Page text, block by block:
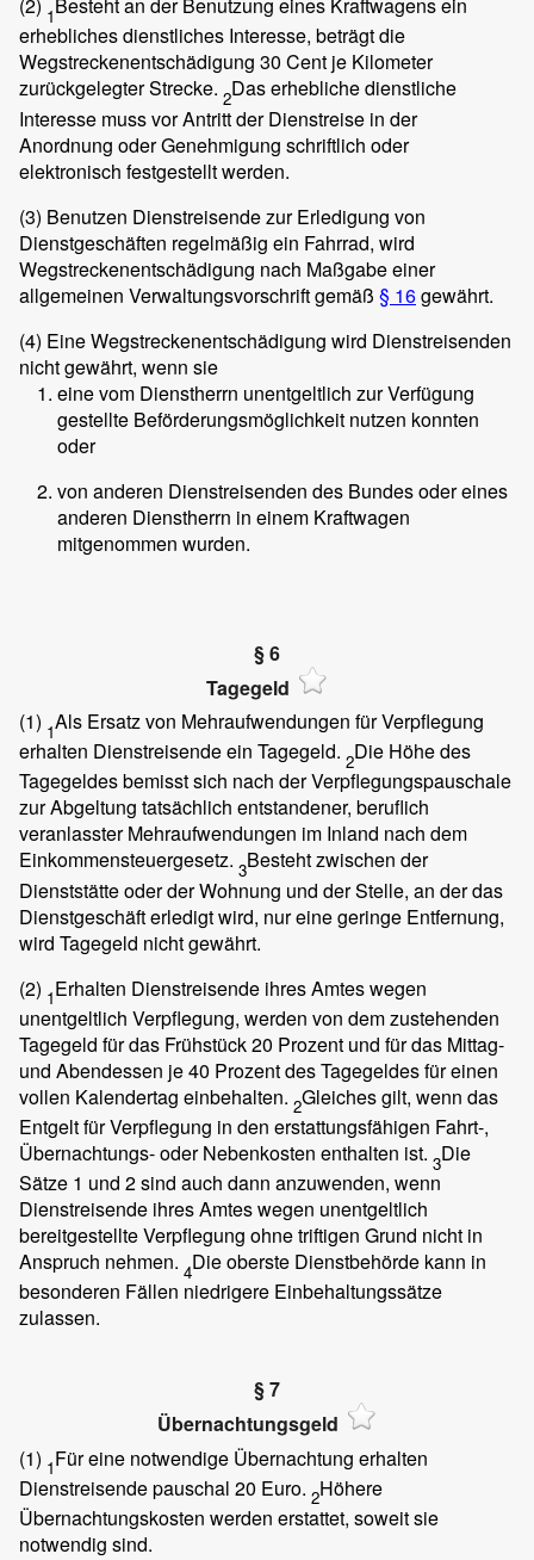
(2) 1 Besteht an der Benutzung eines Kraftwagens ein
erhebliches dienstliches Interesse, beträgt die
Wegstreckenentschädigung 30 Cent je Kilometer
zurückgelegter Strecke. 2Das erhebliche dienstliche
Interesse muss vor Antritt der Dienstreise in der
Anordnung oder Genehmigung schriftlich oder
elektronisch festgestellt werden.
(3) Benutzen Dienstreisende zur Erledigung von
Dienstgeschäften regelmäßig ein Fahrrad, wird
Wegstreckenentschädigung nach Maßgabe einer
allgemeinen Verwaltungsvorschrift gemäß § 16gewährt.
(4) Eine Wegstreckenentschädigung wird Dienstreisenden
nicht gewährt, wenn sie
eine vom Dienstherrn unentgeltlich zur Verfügung
gestellte Beförderungsmöglichkeit nutzen konnten
oder
von anderen Dienstreisenden des Bundes oder eines
anderen Dienstherrn in einem Kraftwagen
mitgenommen wurden.
§ 6
Tagegeld
(1) 1Als Ersatz von Mehraufwendungen für Verpflegung
erhalten Dienstreisende ein Tagegeld. 2Die Höhe des
Tagegeldes bemisst sich nach der Verpflegungspauschale
zur Abgeltung tatsächlich entstandener, beruflich
veranlasster Mehraufwendungen im Inland nach dem
Einkommensteuergesetz. 3Besteht zwischen der
Dienststätte oder der Wohnung und der Stelle, an der das
Dienstgeschäft erledigt wird, nur eine geringe Entfernung,
wird Tagegeld nicht gewährt.
(2) 1Erhalten Dienstreisende ihres Amtes wegen
unentgeltlich Verpflegung, werden von dem zustehenden
Tagegeld für das Frühstück 20 Prozent und für das Mittag-
und Abendessen je 40 Prozent des Tagegeldes für einen
vollen Kalendertag einbehalten. 2Gleiches gilt, wenn das
Entgelt für Verpflegung in den erstattungsfähigen Fahrt-,
Übernachtungs- oder Nebenkosten enthalten ist. 3Die
Sätze 1 und 2 sind auch dann anzuwenden, wenn
Dienstreisende ihres Amtes wegen unentgeltlich
bereitgestellte Verpflegung ohne triftigen Grund nicht in
Anspruch nehmen. 4Die oberste Dienstbehörde kann in
besonderen Fällen niedrigere Einbehaltungssätze
zulassen.
§ 7
Übernachtungsgeld
(1) 1Für eine notwendige Übernachtung erhalten
Dienstreisende pauschal 20 Euro. 2Höhere
Übernachtungskosten werden erstattet, soweit sie
notwendig sind.